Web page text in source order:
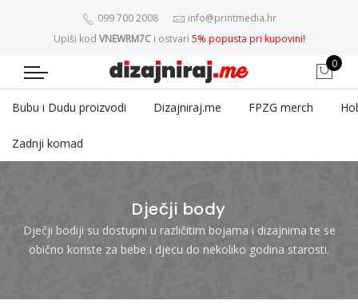
099 700 2008
info@printmedia.hr
Upiši kod VNEWRM7C i ostvari 5% popusta pri kupovini!
0
Bubu i Dudu proizvodi Dizajniraj.me FPZG merch
Zadnji komad
Dječji body
Dječji bodiji su dostupni u različitim bojama i dizajnima te se
obično koriste za bebe i djecu do nekoliko godina starosti.